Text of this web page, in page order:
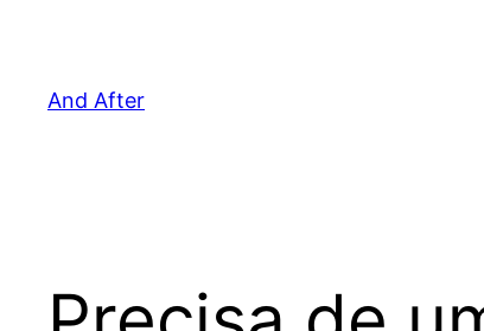
And After